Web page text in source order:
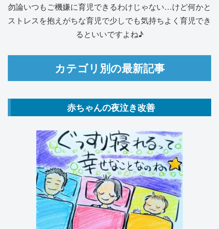
勿論いつもご機嫌に育児できるわけじゃない…けど何かと
ストレスを抱えがちな育児で少しでも気持ちよく育児でき
るといいですよね♪
カテゴリ別の最新記事
赤ちゃんの夜泣き改善